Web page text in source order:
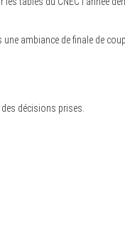
ambiance de finale de
décisions prises.